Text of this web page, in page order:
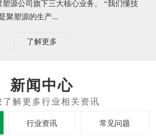
源公司旗下三大核心业务。 “我们懂技
聚塑源的生产...
了解更多
新闻中心
行业资讯 常见问题